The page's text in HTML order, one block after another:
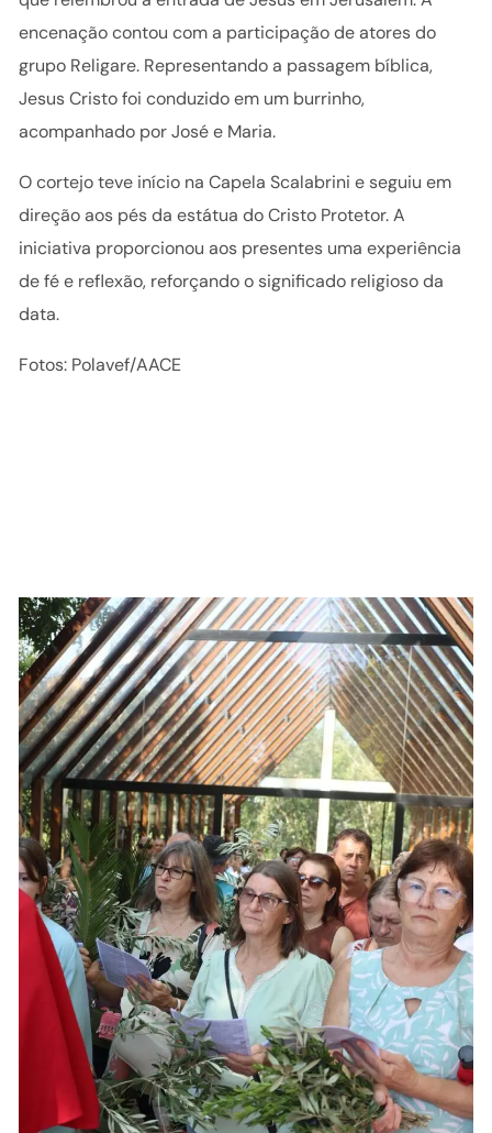
encenação contou com a participação de atores do
grupo Religare. Representando a passagem bíblica,
Jesus Cristo foi conduzido em um burrinho,
acompanhado por José e Maria.
O cortejo teve início na Capela Scalabrini e seguiu em
direção aos pés da estátua do Cristo Protetor. A
iniciativa proporcionou aos presentes uma experiência
de fé e reflexão, reforçando o significado religioso da
data.
Fotos: Polavef/AACE